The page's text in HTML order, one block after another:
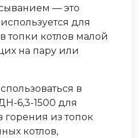
— это
для
топки котлов малой
на пару или
в
6,3-1500 для
горения из топок
котлов,